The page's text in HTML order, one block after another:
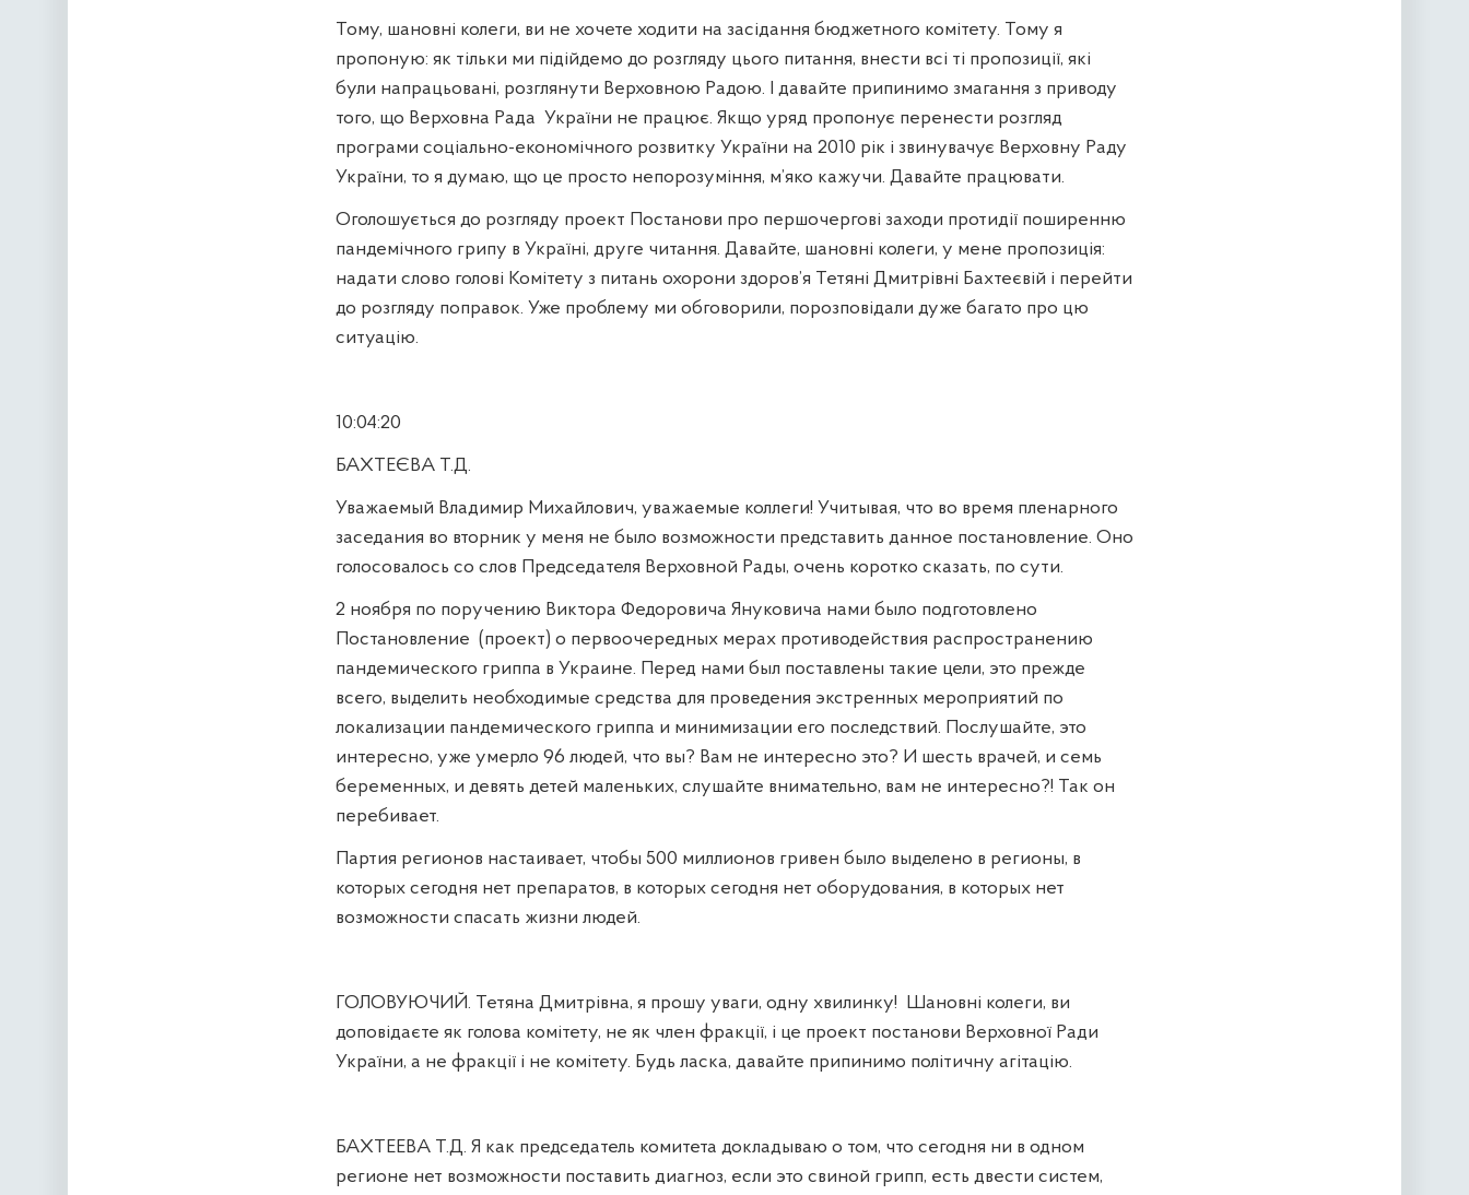
Тому, шановні колеги, ви не хочете ходити на засідання бюджетного комітету. Тому я
пропоную: як тільки ми підійдемо до розгляду цього питання, внести всі ті пропозиції, які
були напрацьовані, розглянути Верховною Радою. І давайте припинимо змагання з приводу
того, що Верховна Рада України не працює. Якщо уряд пропонує перенести розгляд
програми соціально-економічного розвитку України на 2010 рік і звинувачує Верховну Раду
України, то я думаю, що це просто непорозуміння, м’яко кажучи. Давайте працювати.
Оголошується до розгляду проект Постанови про першочергові заходи протидії поширенню
пандемічного грипу в Україні, друге читання. Давайте, шановні колеги, у мене пропозиція:
надати слово голові Комітету з питань охорони здоров’я Тетяні Дмитрівні Бахтеєвій і перейти
до розгляду поправок. Уже проблему ми обговорили, порозповідали дуже багато про цю
ситуацію.
10:04:20
БАХТЕЄВА Т.Д.
Уважаемый Владимир Михайлович, уважаемые коллеги! Учитывая, что во время пленарного
заседания во вторник у меня не было возможности представить данное постановление. Оно
голосовалось со слов Председателя Верховной Рады, очень коротко сказать, по сути.
2 ноября по поручению Виктора Федоровича Януковича нами было подготовлено
Постановление (проект) о первоочередных мерах противодействия распространению
пандемического гриппа в Украине. Перед нами был поставлены такие цели, это прежде
всего, выделить необходимые средства для проведения экстренных мероприятий по
локализации пандемического гриппа и минимизации его последствий. Послушайте, это
интересно, уже умерло 96 людей, что вы? Вам не интересно это? И шесть врачей, и семь
беременных, и девять детей маленьких, слушайте внимательно, вам не интересно?! Так он
перебивает.
Партия регионов настаивает, чтобы 500 миллионов гривен было выделено в регионы, в
которых сегодня нет препаратов, в которых сегодня нет оборудования, в которых нет
возможности спасать жизни людей.
ГОЛОВУЮЧИЙ. Тетяна Дмитрівна, я прошу уваги, одну хвилинку! Шановні колеги, ви
доповідаєте як голова комітету, не як член фракції, і це проект постанови Верховної Ради
України, а не фракції і не комітету. Будь ласка, давайте припинимо політичну агітацію.
БАХТЕЕВА Т.Д. Я как председатель комитета докладываю о том, что сегодня ни в одном
регионе нет возможности поставить диагноз, если это свиной грипп, есть двести систем,